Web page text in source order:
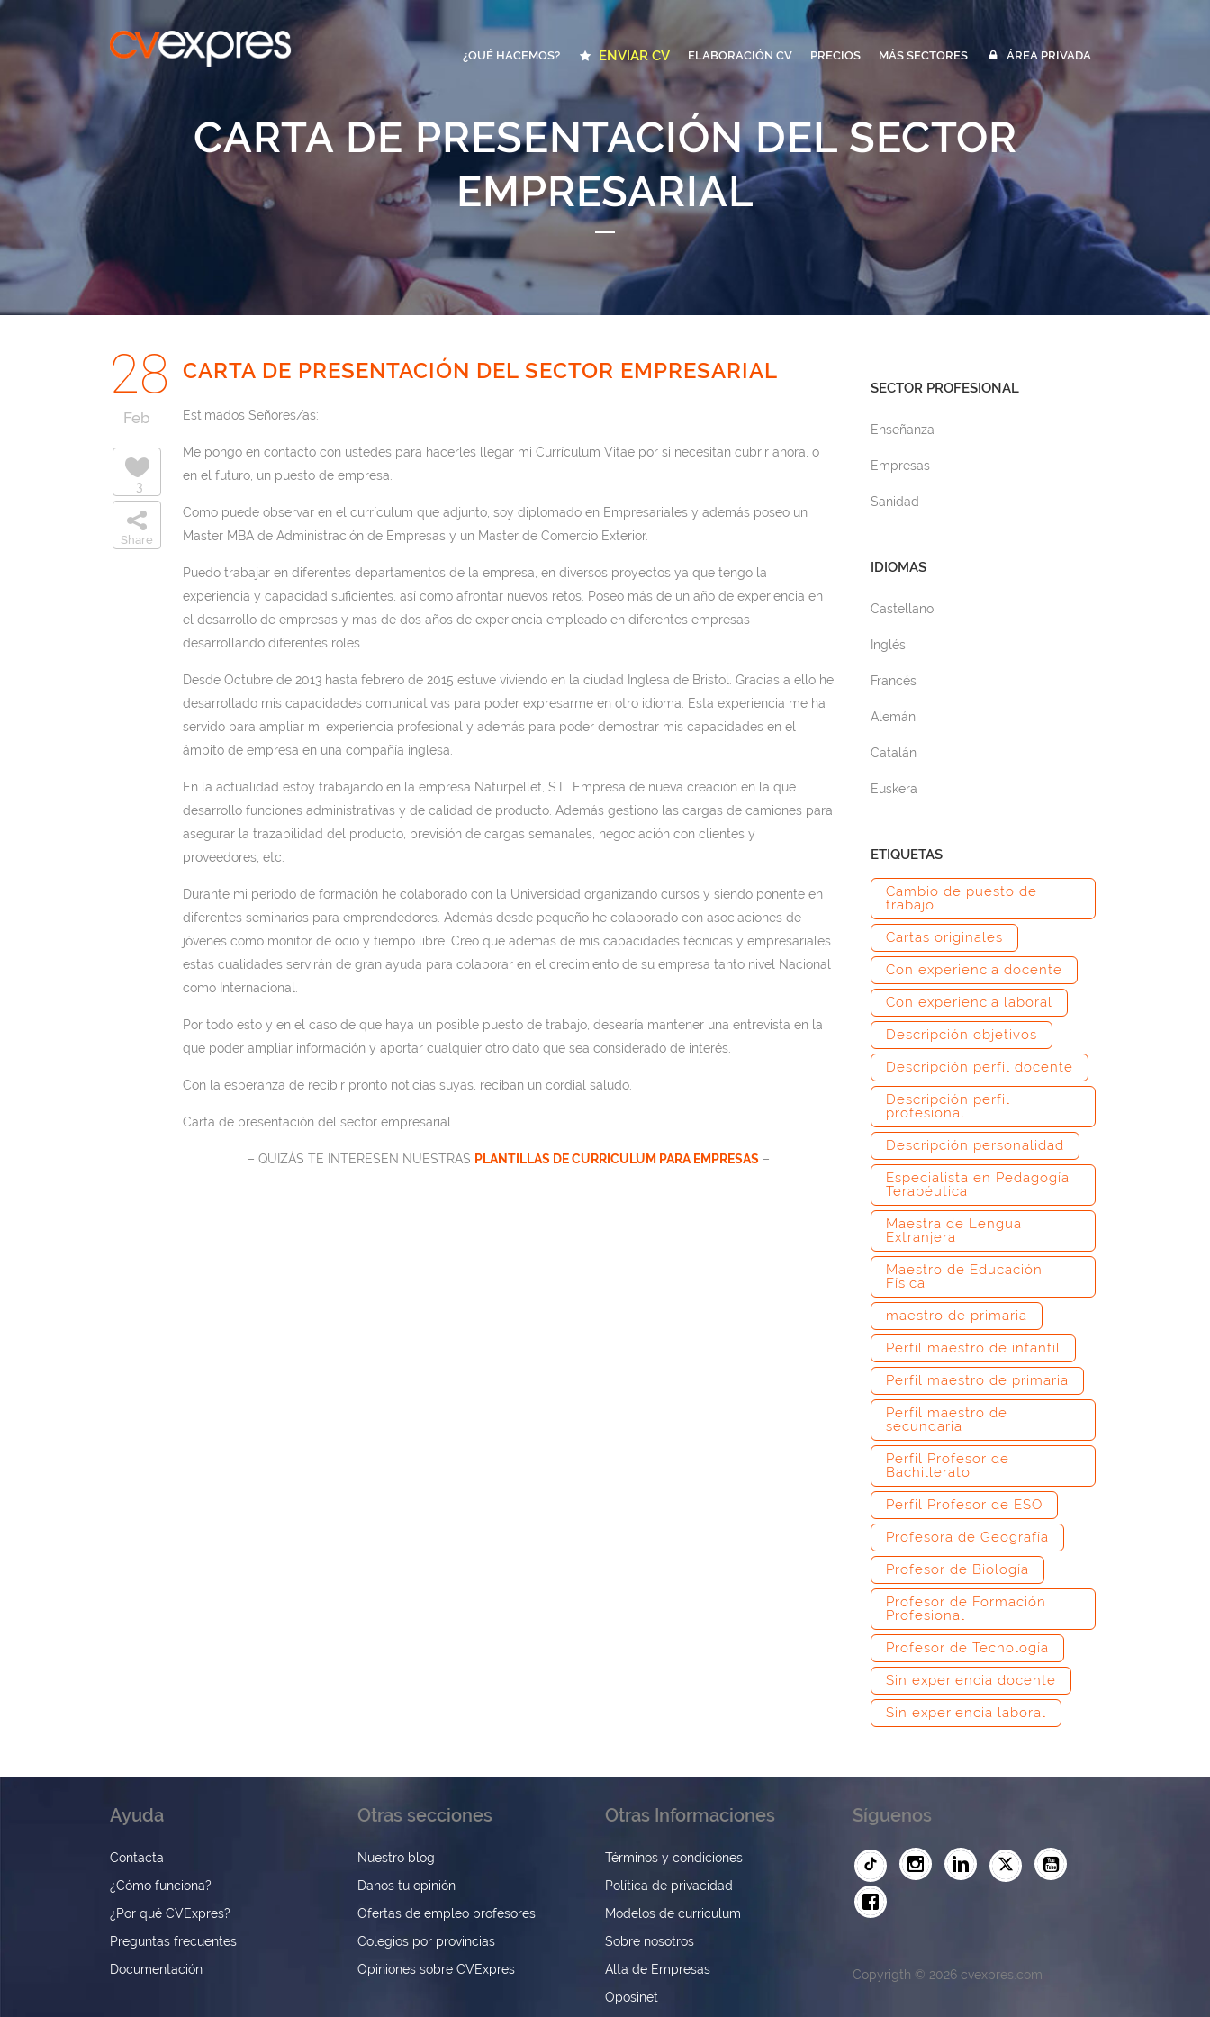
¿QUÉ HACEMOS? ENVIAR CV ELABORACIÓN CV PRECIOS MÁS SECTORES ÁREA PRIVADA
CARTA DE PRESENTACIÓN DEL SECTOR
EMPRESARIAL
28
Feb
3
Share
CARTA DE PRESENTACIÓN DEL SECTOR EMPRESARIAL
Estimados Señores/as:
Me pongo en contacto con ustedes para hacerles llegar mi Currículum Vitae por si necesitan cubrir ahora, o
en el futuro, un puesto de empresa.
Como puede observar en el currículum que adjunto, soy diplomado en Empresariales y además poseo un
Master MBA de Administración de Empresas y un Master de Comercio Exterior.
Puedo trabajar en diferentes departamentos de la empresa, en diversos proyectos ya que tengo la
experiencia y capacidad suficientes, así como afrontar nuevos retos. Poseo más de un año de experiencia en
el desarrollo de empresas y mas de dos años de experiencia empleado en diferentes empresas
desarrollando diferentes roles.
Desde Octubre de 2013 hasta febrero de 2015 estuve viviendo en la ciudad Inglesa de Bristol. Gracias a ello he
desarrollado mis capacidades comunicativas para poder expresarme en otro idioma. Esta experiencia me ha
servido para ampliar mi experiencia profesional y además para poder demostrar mis capacidades en el
ámbito de empresa en una compañía inglesa.
En la actualidad estoy trabajando en la empresa Naturpellet, S.L. Empresa de nueva creación en la que
desarrollo funciones administrativas y de calidad de producto. Además gestiono las cargas de camiones para
asegurar la trazabilidad del producto, previsión de cargas semanales, negociación con clientes y
proveedores, etc.
Durante mi periodo de formación he colaborado con la Universidad organizando cursos y siendo ponente en
diferentes seminarios para emprendedores. Además desde pequeño he colaborado con asociaciones de
jóvenes como monitor de ocio y tiempo libre. Creo que además de mis capacidades técnicas y empresariales
estas cualidades servirán de gran ayuda para colaborar en el crecimiento de su empresa tanto nivel Nacional
como Internacional.
Por todo esto y en el caso de que haya un posible puesto de trabajo, desearía mantener una entrevista en la
que poder ampliar información y aportar cualquier otro dato que sea considerado de interés.
Con la esperanza de recibir pronto noticias suyas, reciban un cordial saludo.
Carta de presentación del sector empresarial.
– QUIZÁS TE INTERESEN NUESTRAS PLANTILLAS DE CURRICULUM PARA EMPRESAS–
SECTOR PROFESIONAL
Enseñanza
Empresas
Sanidad
IDIOMAS
Castellano
Inglés
Francés
Alemán
Catalán
Euskera
ETIQUETAS
Cambio de puesto de
trabajo
Cartas originales
Con experiencia docente
Con experiencia laboral
Descripción objetivos
Descripción perfil docente
Descripción perfil
profesional
Descripción personalidad
Especialista en Pedagogía
Terapéutica
Maestra de Lengua
Extranjera
Maestro de Educación
Física
maestro de primaria
Perfil maestro de infantil
Perfil maestro de primaria
Perfil maestro de
secundaria
Perfil Profesor de
Bachillerato
Perfil Profesor de ESO
Profesora de Geografía
Profesor de Biología
Profesor de Formación
Profesional
Profesor de Tecnología
Sin experiencia docente
Sin experiencia laboral
Ayuda
Contacta
¿Cómo funciona?
¿Por qué CVExpres?
Preguntas frecuentes
Documentación
Otras secciones
Nuestro blog
Danos tu opinión
Ofertas de empleo profesores
Colegios por provincias
Opiniones sobre CVExpres
Otras Informaciones
Términos y condiciones
Política de privacidad
Modelos de curriculum
Sobre nosotros
Alta de Empresas
Oposinet
Síguenos
Copyrigth © 2026 cvexpres.com